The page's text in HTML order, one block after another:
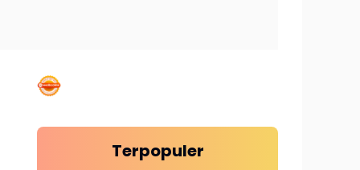
Terpopuler